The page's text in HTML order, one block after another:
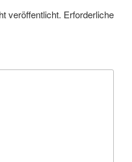
veröffentlicht. Erforderliche